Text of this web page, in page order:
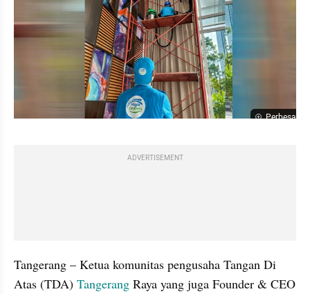
Perbesar
ADVERTISEMENT
Tangerang – Ketua komunitas pengusaha Tangan Di
Atas (TDA) Tangerang Raya yang juga Founder & CEO